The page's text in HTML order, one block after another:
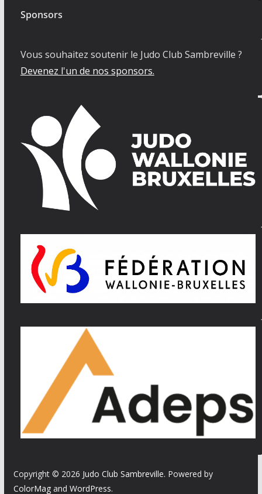
Sponsors
Vous souhaitez soutenir le Judo Club Sambreville ?
Devenez l'un de nos sponsors.
Copyright © 2026 Judo Club Sambreville. Powered by
ColorMagand WordPress.